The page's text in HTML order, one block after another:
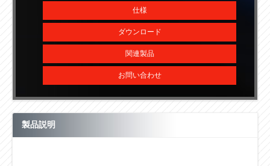
仕様
ダウンロード
関連製品
お問い合わせ
製品説明